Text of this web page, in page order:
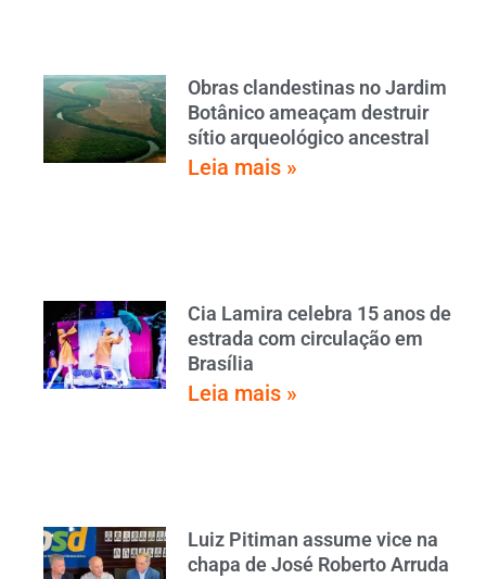
Obras clandestinas no Jardim
Botânico ameaçam destruir
sítio arqueológico ancestral
Leia mais »
Cia Lamira celebra 15 anos de
estrada com circulação em
Brasília
Leia mais »
Luiz Pitiman assume vice na
chapa de José Roberto Arruda